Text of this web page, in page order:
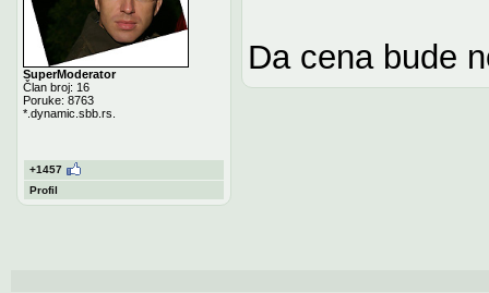
SuperModerator
Član broj: 16
Poruke: 8763
*.dynamic.sbb.rs.
+1457
Profil
Da cena bude